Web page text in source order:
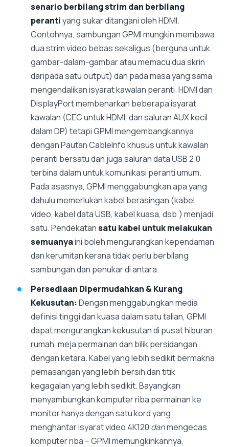
senario berbilang strim dan berbilang
perantiyang sukar ditangani oleh HDMI.
Contohnya, sambungan GPMI mungkin membawa
dua strim video bebas sekaligus (berguna untuk
gambar-dalam-gambar atau memacu dua skrin
daripada satu output) dan pada masa yang sama
mengendalikan isyarat kawalan peranti. HDMI dan
DisplayPort membenarkan beberapa isyarat
kawalan (CEC untuk HDMI, dan saluran AUX kecil
dalam DP) tetapi GPMI mengembangkannya
dengan Pautan CableInfo khusus untuk kawalan
peranti bersatu dan juga saluran data USB 2.0
terbina dalam untuk komunikasi peranti umum.
Pada asasnya, GPMI menggabungkan apa yang
dahulu memerlukan kabel berasingan (kabel
video, kabel data USB, kabel kuasa, dsb.) menjadi
satu. Pendekatansatu kabel untuk melakukan
semuanyaini boleh mengurangkan kependaman
dan kerumitan kerana tidak perlu berbilang
sambungan dan penukar di antara.
Persediaan Dipermudahkan & Kurang
Kekusutan:Dengan menggabungkan media
definisi tinggi dan kuasa dalam satu talian, GPMI
dapat mengurangkan kekusutan di pusat hiburan
rumah, meja permainan dan bilik persidangan
dengan ketara. Kabel yang lebih sedikit bermakna
pemasangan yang lebih bersih dan titik
kegagalan yang lebih sedikit. Bayangkan
menyambungkan komputer riba permainan ke
monitor hanya dengan satu kord yang
menghantar isyarat video 4K120 danmengecas
komputer riba – GPMI memungkinkannya,